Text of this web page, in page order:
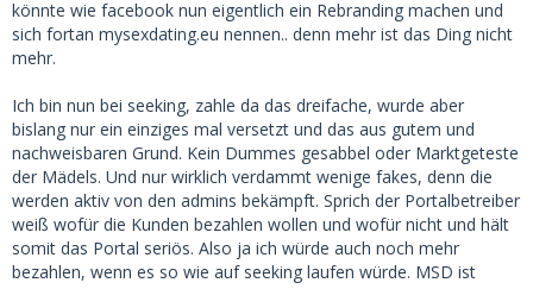
könnte wie facebook nun eigentlich ein Rebranding machen und
sich fortan mysexdating.eu nennen.. denn mehr ist das Ding nicht
mehr.
Ich bin nun bei seeking, zahle da das dreifache, wurde aber
bislang nur ein einziges mal versetzt und das aus gutem und
nachweisbaren Grund. Kein Dummes gesabbel oder Marktgeteste
der Mädels. Und nur wirklich verdammt wenige fakes, denn die
werden aktiv von den admins bekämpft. Sprich der Portalbetreiber
weiß wofür die Kunden bezahlen wollen und wofür nicht und hält
somit das Portal seriös. Also ja ich würde auch noch mehr
bezahlen, wenn es so wie auf seeking laufen würde. MSD ist